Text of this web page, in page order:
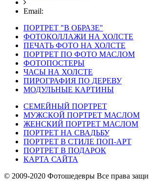
Email:
ПОРТРЕТ "В ОБРАЗЕ"
ФОТОКОЛЛАЖИ НА ХОЛСТЕ
ПЕЧАТЬ ФОТО НА ХОЛСТЕ
ПОРТРЕТ ПО ФОТО МАСЛОМ
ФОТОПОСТЕРЫ
ЧАСЫ НА ХОЛСТЕ
ПИРОГРАФИЯ ПО ДЕРЕВУ
МОДУЛЬНЫЕ КАРТИНЫ
СЕМЕЙНЫЙ ПОРТРЕТ
МУЖСКОЙ ПОРТРЕТ МАСЛОМ
ЖЕНСКИЙ ПОРТРЕТ МАСЛОМ
ПОРТРЕТ НА СВАДЬБУ
ПОРТРЕТ В СТИЛЕ ПОП-АРТ
ПОРТРЕТ В ПОДАРОК
КАРТА САЙТА
© 2009-2020 Фотошедевры Все права